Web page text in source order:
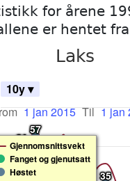
for årene
er hentet fra
Laks
74
74 61
61
57
57
35
35
1 jan 2015 Til 1 jan
10y ▾
Gjennomsnittsvekt
Fanget og gjenutsatt
Høstet